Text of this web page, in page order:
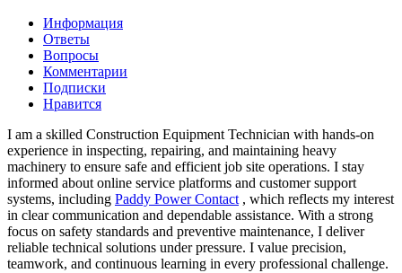
Информация
Ответы
Вопросы
Комментарии
Подписки
Нравится
I am a skilled Construction Equipment Technician with hands-on
experience in inspecting, repairing, and maintaining heavy
machinery to ensure safe and efficient job site operations. I stay
informed about online service platforms and customer support
systems, including Paddy Power Contact , which reflects my interest
in clear communication and dependable assistance. With a strong
focus on safety standards and preventive maintenance, I deliver
reliable technical solutions under pressure. I value precision,
teamwork, and continuous learning in every professional challenge.